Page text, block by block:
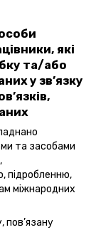
які
та/або
у зв’язку
та засобами
підробленню,
міжнародних
пов’язану